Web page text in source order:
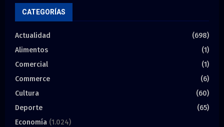
CATEGORÍAS
Actualidad
(698)
Alimentos
(1)
Comercial
(1)
Commerce
(6)
Cultura
(60)
Deporte
(65)
Economía (1.024)